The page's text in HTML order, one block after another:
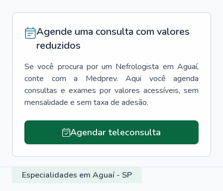
Agende uma consulta com valores
reduzidos
Se você procura por um Nefrologista em Aguaí,
conte com a Medprev. Aqui você agenda
consultas e exames por valores acessíveis, sem
mensalidade e sem taxa de adesão.
Agendar teleconsulta
Especialidades em Aguaí - SP